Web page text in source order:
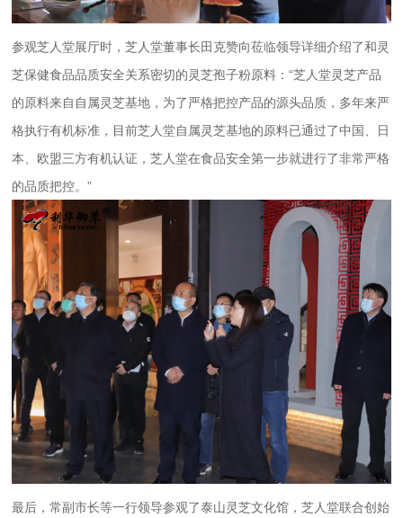
参观芝人堂展厅时，芝人堂董事长田克赞向莅临领导详细介绍了和灵
芝保健食品品质安全关系密切的灵芝孢子粉原料：“芝人堂灵芝产品
的原料来自自属灵芝基地，为了严格把控产品的源头品质，多年来严
格执行有机标准，目前芝人堂自属灵芝基地的原料已通过了中国、日
本、欧盟三方有机认证，芝人堂在食品安全第一步就进行了非常严格
的品质把控。”
最后，常副市长等一行领导参观了泰山灵芝文化馆，芝人堂联合创始